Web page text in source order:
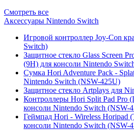
Смотреть все
Аксессуары Nintendo Switch
Игровой контроллер Joy-Con
Switch)
Защитное стекло Glass Screen
(9H) для консоли Nintendo
Сумка Hori Adventure Pack -
Nintendo Switch (NSW-425U)
Защитное стекло Artplays для
Контроллеры Hori Split Pad Pro
консоли Nintendo Switch (NSW-
Геймпад Hori - Wireless Horipad
консоли Nintendo Switch (NSW-